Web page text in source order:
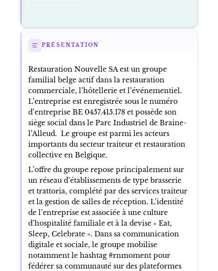
PRÉSENTATION
Restauration Nouvelle SA est un groupe
familial belge actif dans la restauration
commerciale, l’hôtellerie et l’événementiel.
L’entreprise est enregistrée sous le numéro
d’entreprise BE 0457.415.178 et possède son
siège social dans le Parc Industriel de Braine-
l’Alleud. Le groupe est parmi les acteurs
importants du secteur traiteur et restauration
collective en Belgique.
L’offre du groupe repose principalement sur
un réseau d’établissements de type brasserie
et trattoria, complété par des services traiteur
et la gestion de salles de réception. L’identité
de l’entreprise est associée à une culture
d’hospitalité familiale et à la devise « Eat,
Sleep, Celebrate ». Dans sa communication
digitale et sociale, le groupe mobilise
notamment le hashtag #rnmoment pour
fédérer sa communauté sur des plateformes